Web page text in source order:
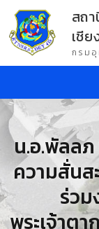
สถ
เชีย
กรม
น.อ.พัลล
ความสั่นส
ร่ว
พระเจ้าต